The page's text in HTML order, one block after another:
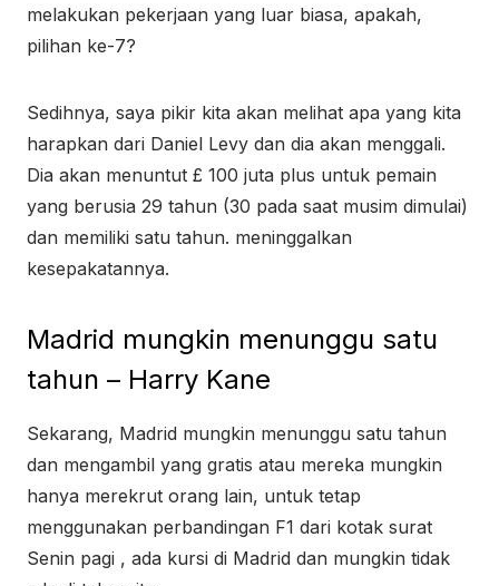
melakukan pekerjaan yang luar biasa, apakah,
pilihan ke-7?
Sedihnya, saya pikir kita akan melihat apa yang kita
harapkan dari Daniel Levy dan dia akan menggali.
Dia akan menuntut £ 100 juta plus untuk pemain
yang berusia 29 tahun (30 pada saat musim dimulai)
dan memiliki satu tahun. meninggalkan
kesepakatannya.
Madrid mungkin menunggu satu
tahun – Harry Kane
Sekarang, Madrid mungkin menunggu satu tahun
dan mengambil yang gratis atau mereka mungkin
hanya merekrut orang lain, untuk tetap
menggunakan perbandingan F1 dari kotak surat
Senin pagi , ada kursi di Madrid dan mungkin tidak